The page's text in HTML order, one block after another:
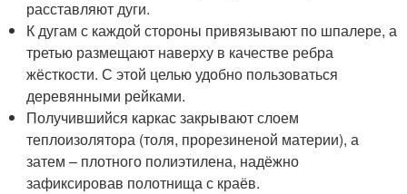
расставляют дуги.
К дугам с каждой стороны привязывают по шпалере, а
третью размещают наверху в качестве ребра
жёсткости. С этой целью удобно пользоваться
деревянными рейками.
Получившийся каркас закрывают слоем
теплоизолятора (толя, прорезиненой материи), а
затем – плотного полиэтилена, надёжно
зафиксировав полотнища с краёв.